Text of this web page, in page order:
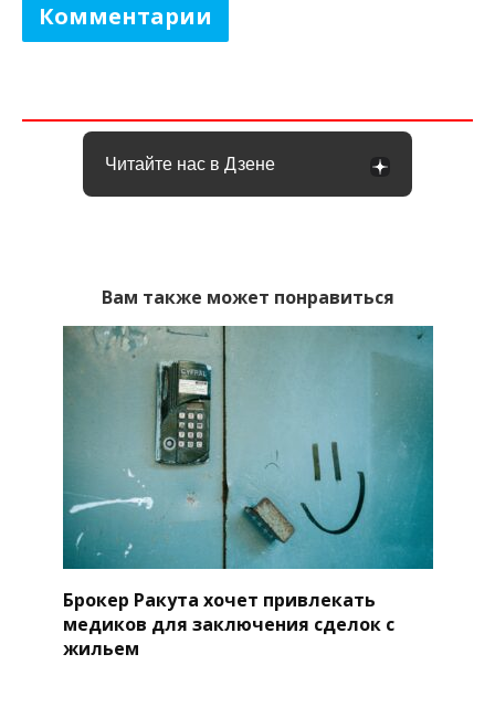
Комментарии
Читайте нас в Дзене
Вам также может понравиться
Брокер Ракута хочет привлекать
медиков для заключения сделок с
жильем